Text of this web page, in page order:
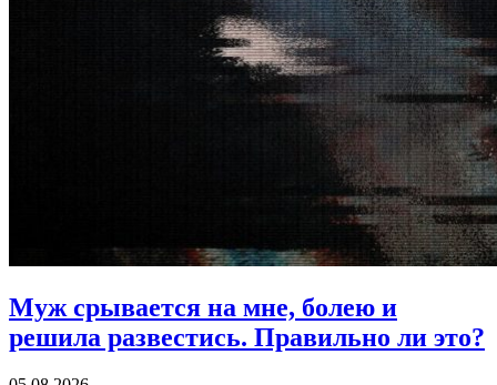
Муж срывается на мне, болею и
решила развестись. Правильно ли это?